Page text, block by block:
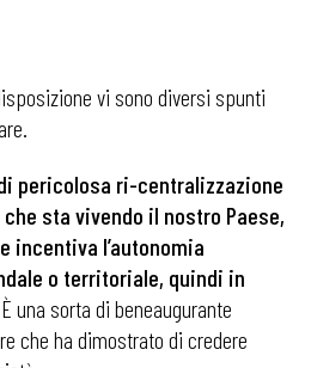
vi sono diversi spunti
pericolosa ri-centralizzazione
sta vivendo il nostro Paese,
incentiva l’autonomia
o territoriale, quindi in
una sorta di beneaugurante
che ha dimostrato di credere